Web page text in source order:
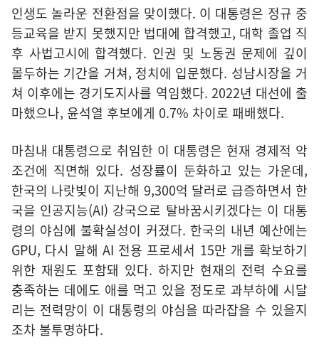
인생도 놀라운 전환점을 맞이했다. 이 대통령은 정규 중
등교육을 받지 못했지만 법대에 합격했고, 대학 졸업 직
후 사법고시에 합격했다. 인권 및 노동권 문제에 깊이
몰두하는 기간을 거쳐, 정치에 입문했다. 성남시장을 거
쳐 이후에는 경기도지사를 역임했다. 2022년 대선에 출
마했으나, 윤석열 후보에게 0.7% 차이로 패배했다.
마침내 대통령으로 취임한 이 대통령은 현재 경제적 악
조건에 직면해 있다. 성장률이 둔화하고 있는 가운데,
한국의 나랏빚이 지난해 9,300억 달러로 급증하면서 한
국을 인공지능(AI) 강국으로 탈바꿈시키겠다는 이 대통
령의 야심에 불확실성이 커졌다. 한국의 내년 예산에는
GPU, 다시 말해 AI 전용 프로세서 15만 개를 확보하기
위한 재원도 포함돼 있다. 하지만 현재의 전력 수요를
충족하는 데에도 애를 먹고 있을 정도로 과부하에 시달
리는 전력망이 이 대통령의 야심을 따라잡을 수 있을지
조차 불투명하다.